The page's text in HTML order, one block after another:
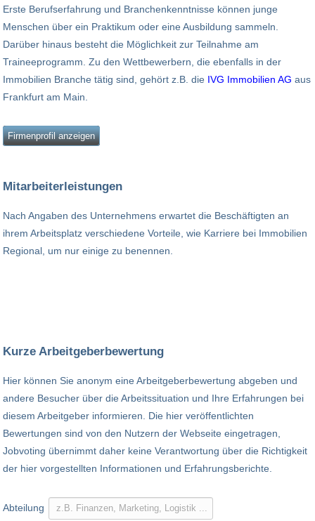
Erste Berufserfahrung und Branchenkenntnisse können junge
Menschen über ein Praktikum oder eine Ausbildung sammeln.
Darüber hinaus besteht die Möglichkeit zur Teilnahme am
Traineeprogramm. Zu den Wettbewerbern, die ebenfalls in der
Immobilien Branche tätig sind, gehört z.B. die IVG Immobilien AG aus
Frankfurt am Main.
Firmenprofil anzeigen
Mitarbeiterleistungen
Nach Angaben des Unternehmens erwartet die Beschäftigten an
ihrem Arbeitsplatz verschiedene Vorteile, wie Karriere bei Immobilien
Regional, um nur einige zu benennen.
Kurze Arbeitgeberbewertung
Hier können Sie anonym eine Arbeitgeberbewertung abgeben und
andere Besucher über die Arbeitssituation und Ihre Erfahrungen bei
diesem Arbeitgeber informieren. Die hier veröffentlichten
Bewertungen sind von den Nutzern der Webseite eingetragen,
Jobvoting übernimmt daher keine Verantwortung über die Richtigkeit
der hier vorgestellten Informationen und Erfahrungsberichte.
Abteilung